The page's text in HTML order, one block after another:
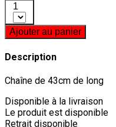
1
Ajouter au panier
Description
Chaîne de 43cm de long
Disponible à la livraison
Le produit est disponible
Retrait disponible